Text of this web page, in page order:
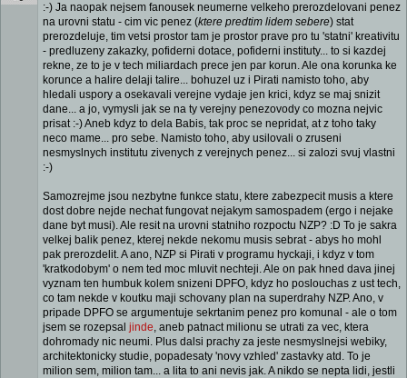
:-) Ja naopak nejsem fanousek neumerne velkeho prerozdelovani penez
na urovni statu - cim vic penez (ktere predtim lidem sebere) stat
prerozdeluje, tim vetsi prostor tam je prostor prave pro tu 'statni' kreativitu
- predluzeny zakazky, pofiderni dotace, pofiderni instituty... to si kazdej
rekne, ze to je v tech miliardach prece jen par korun. Ale ona korunka ke
korunce a halire delaji talire... bohuzel uz i Pirati namisto toho, aby
hledali uspory a osekavali verejne vydaje jen krici, kdyz se maj snizit
dane... a jo, vymysli jak se na ty verejny penezovody co mozna nejvic
prisat :-) Aneb kdyz to dela Babis, tak proc se nepridat, at z toho taky
neco mame... pro sebe. Namisto toho, aby usilovali o zruseni
nesmyslnych institutu zivenych z verejnych penez... si zalozi svuj vlastni
:-)
Samozrejme jsou nezbytne funkce statu, ktere zabezpecit musis a ktere
dost dobre nejde nechat fungovat nejakym samospadem (ergo i nejake
dane byt musi). Ale resit na urovni statniho rozpoctu NZP? :D To je sakra
velkej balik penez, kterej nekde nekomu musis sebrat - abys ho mohl
pak prerozdelit. A ano, NZP si Pirati v programu hyckaji, i kdyz v tom
'kratkodobym' o nem ted moc mluvit nechteji. Ale on pak hned dava jinej
vyznam ten humbuk kolem snizeni DPFO, kdyz ho poslouchas z ust tech,
co tam nekde v koutku maji schovany plan na superdrahy NZP. Ano, v
pripade DPFO se argumentuje sekrtanim penez pro komunal - ale o tom
jsem se rozepsal jinde, aneb patnact milionu se utrati za vec, ktera
dohromady nic neumi. Plus dalsi prachy za jeste nesmyslnejsi webiky,
architektonicky studie, popadesaty 'novy vzhled' zastavky atd. To je
milion sem, milion tam... a lita to ani nevis jak. A nikdo se nepta lidi, jestli